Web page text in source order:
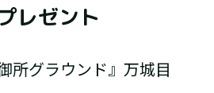
レゼント
所グラウンド』万城目